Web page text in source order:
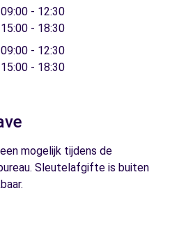
09:00 - 12:30
15:00 - 18:30
09:00 - 12:30
15:00 - 18:30
mogelijk tijdens de
Sleutelafgifte is buiten